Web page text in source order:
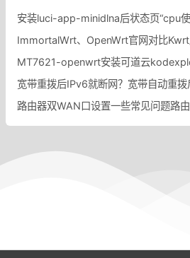
ImmortalWrt、OpenWrt官网对比
MT7621-openwrt安装可道云
宽带重拨后IPv6就断网？宽带自动重
路由器双WAN口设置一些常见问题路